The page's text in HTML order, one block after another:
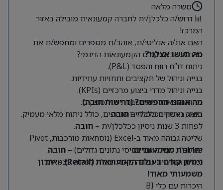
משרה מלאה
📊 דרוש/ה כלכלן/ית לחברה קמעונאית מובילה באזור
המרכז!
האם את/ה אנליטי/ת, אוהב/ת מספרים ומחפש/ת את
האתגר הבא בעולם הקמעונאות הדינמי?
מה תעשו אצלנו?
ניתוח דו”ח רווח והפסד (P&L).
בנייה וניהול של תקציבים ותחזיות עתידיות.
בנייה וניהול מדדי ביצוע מרכזיים (KPIs).
ניתוח הוצאות והתחשבנות מול ספקים.
ביצוע ניתוחים כלכליים שוטפים, כולל ניתוח מלאי מעמיק.
מה אנחנו מחפשים? (דרישות חובה)
תואר ראשון בכלכלה –חובה.
לפחות 3 שנות ניסיון ככלכלן/ית –
חובה.
שליטה גבוהה מאוד ב-Excel (נוסחאות מורכבות, Pivot
Tables, עבודה עם בסיסי נתונים גדולים) –
חובה.
יכולת אנליטית גבוהה מאוד ויכולת למידה עצמאית.
יתרונות משמעותיים:
ניסיון קודם בעולם הקמעונאות (Retail) – יתרון
משמעותי מאוד!
היכרות עם כלי BI.